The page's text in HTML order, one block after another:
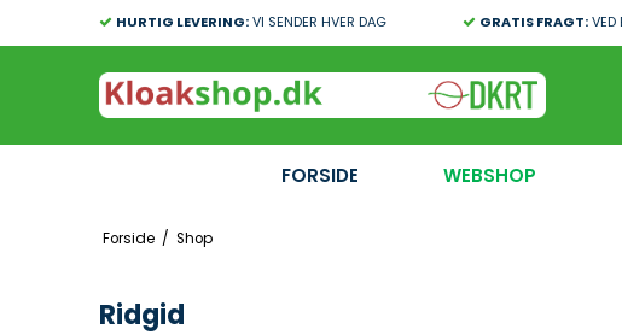
HURTIG LEVERING:VI SENDER HVER DAG GRATIS FRAGT:VED
FORSIDE WEBSHOP
Forside / Shop
Ridgid